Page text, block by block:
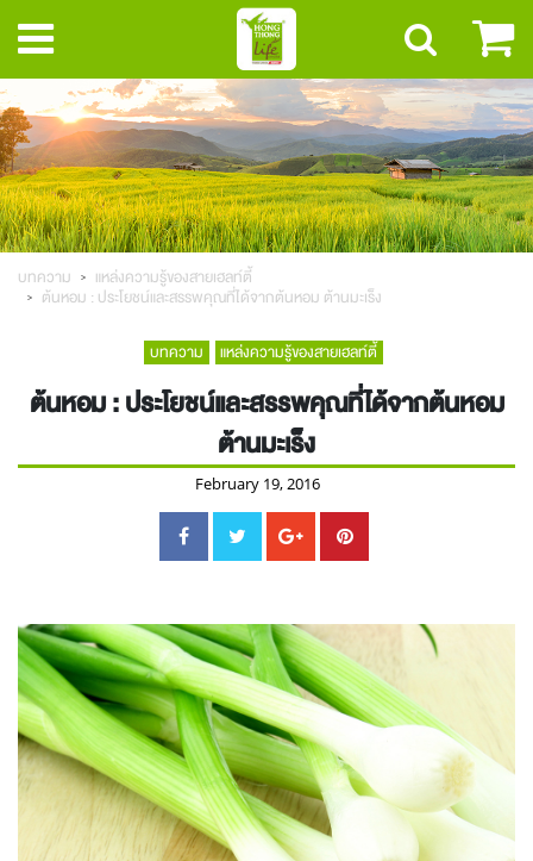
บทความ
แหล่งความรู้ของสายเฮลท์ตี้
ต้นหอม : ประโยชน์และสรรพคุณที่ได้จากต้นหอม ต้านมะเร็ง
บทความ แหล่งความรู้ของสายเฮลท์ตี้
ต้นหอม : ประโยชน์และสรรพคุณที่ได้จากต้นหอม
ต้านมะเร็ง
February 19, 2016